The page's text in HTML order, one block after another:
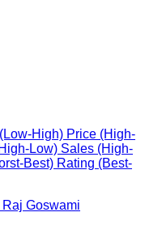
High) Price (High-
Low) Sales (High-
Best) Rating (Best-